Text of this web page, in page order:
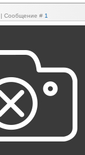
| Сообщение # 1